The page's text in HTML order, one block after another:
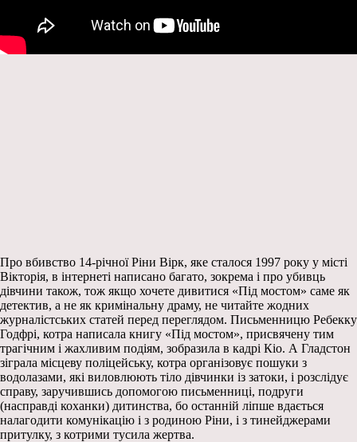
Про вбивство 14-річної Ріни Вірк, яке сталося 1997 року у місті
Вікторія, в інтернеті написано багато, зокрема і про убивць
дівчини також, тож якщо хочете дивитися «Під мостом» саме як
детектив, а не як кримінальну драму, не читайте жодних
журналістських статей перед переглядом. Письменницю Ребекку
Годфрі, котра написала книгу «Під мостом», присвячену тим
трагічним і жахливим подіям, зобразила в кадрі Кіо. А Гладстон
зіграла місцеву поліцейську, котра організовує пошуки з
водолазами, які виловлюють тіло дівчинки із затоки, і розслідує
справу, заручившись допомогою письменниці, подруги
(насправді коханки) дитинства, бо останній ліпше вдається
налагодити комунікацію і з родиною Ріни, і з тинейджерами
притулку, з котрими тусила жертва.